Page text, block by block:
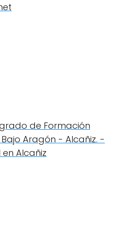
de Formación
Aragón - Alcañiz. -
Alcañiz